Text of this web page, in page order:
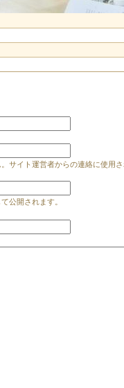
サイト運営者からの連絡に使用さ
公開されます。